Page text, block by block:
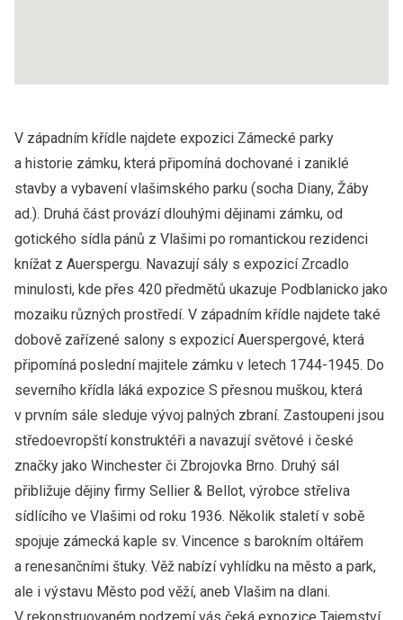
V západním křídle najdete expozici Zámecké parky
a historie zámku, která připomíná dochované i zaniklé
stavby a vybavení vlašimského parku (socha Diany, Žáby
ad.). Druhá část provází dlouhými dějinami zámku, od
gotického sídla pánů z Vlašimi po romantickou rezidenci
knížat z Auerspergu. Navazují sály s expozicí Zrcadlo
minulosti, kde přes 420 předmětů ukazuje Podblanicko jako
mozaiku různých prostředí. V západním křídle najdete také
dobově zařízené salony s expozicí Auerspergové, která
připomíná poslední majitele zámku v letech 1744-1945. Do
severního křídla láká expozice S přesnou muškou, která
v prvním sále sleduje vývoj palných zbraní. Zastoupeni jsou
středoevropští konstruktéři a navazují světové i české
značky jako Winchester či Zbrojovka Brno. Druhý sál
přibližuje dějiny firmy Sellier & Bellot, výrobce střeliva
sídlícího ve Vlašimi od roku 1936. Několik staletí v sobě
spojuje zámecká kaple sv. Vincence s barokním oltářem
a renesančními štuky. Věž nabízí vyhlídku na město a park,
ale i výstavu Město pod věží, aneb Vlašim na dlani.
V rekonstruovaném podzemí vás čeká expozice Tajemství